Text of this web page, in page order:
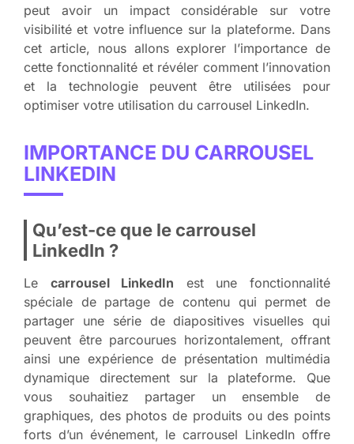
peut avoir un impact considérable sur votre
visibilité et votre influence sur la plateforme. Dans
cet article, nous allons explorer l’importance de
cette fonctionnalité et révéler comment l’innovation
et la technologie peuvent être utilisées pour
optimiser votre utilisation du carrousel LinkedIn.
IMPORTANCE DU CARROUSEL
LINKEDIN
Qu’est-ce que le carrousel
LinkedIn ?
Le carrousel LinkedIn est une fonctionnalité
spéciale de partage de contenu qui permet de
partager une série de diapositives visuelles qui
peuvent être parcourues horizontalement, offrant
ainsi une expérience de présentation multimédia
dynamique directement sur la plateforme. Que
vous souhaitiez partager un ensemble de
graphiques, des photos de produits ou des points
forts d’un événement, le carrousel LinkedIn offre